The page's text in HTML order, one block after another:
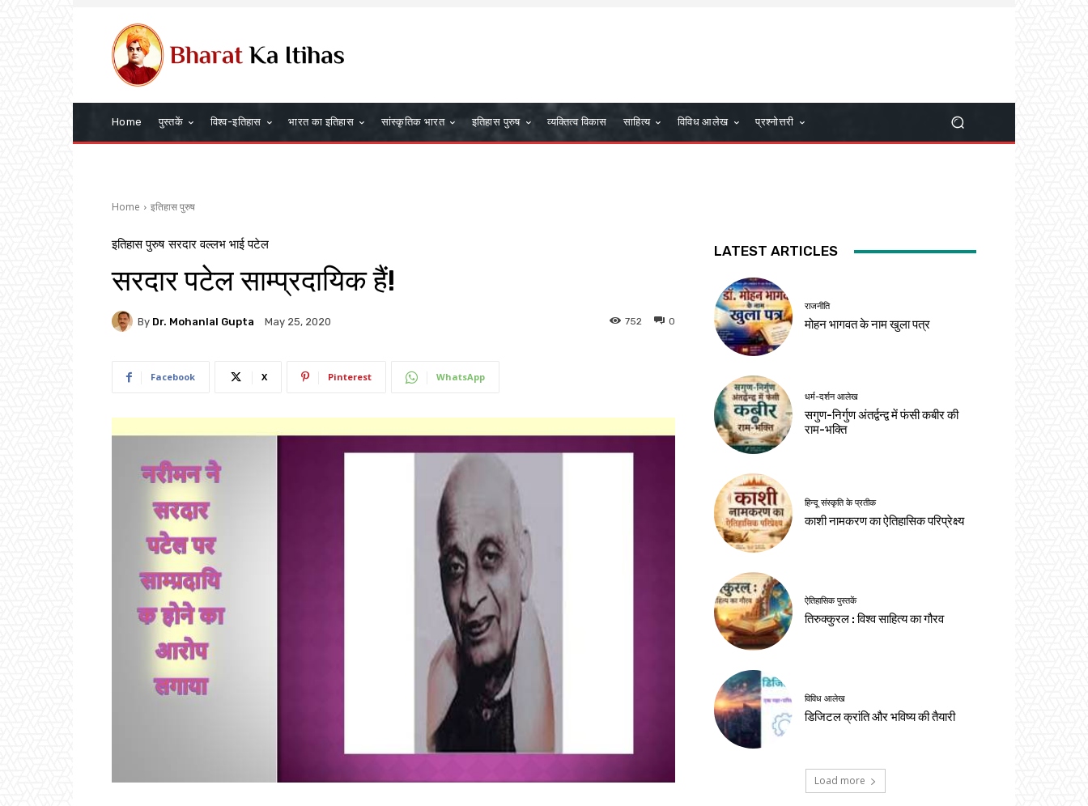
Home पुस्तकें विश्व-इतिहास भारत का इतिहास सांस्कृतिक भारत इतिहास पुरुष व्यक्तित्व विकास साहित्य विविध आलेख प्रश्नोत्तरी
Home इतिहास पुरुष
इतिहास पुरुष सरदार वल्लभ भाई पटेल
सरदार पटेल साम्प्रदायिक हैं!
By Dr. Mohanlal Gupta May 25, 2020 0
752
Facebook X Pinterest WhatsApp
LATEST ARTICLES
राजनीति
मोहन भागवत के नाम खुला पत्र
धर्म-दर्शन आलेख
सगुण-निर्गुण अंतर्द्वन्द्व में फंसी कबीर की
राम-भक्ति
हिन्दू संस्कृति के प्रतीक
काशी नामकरण का ऐतिहासिक परिप्रेक्ष्य
ऐतिहासिक पुस्तकें
तिरुक्कुरल : विश्व साहित्य का गौरव
विविध आलेख
डिजिटल क्रांति और भविष्य की तैयारी
Load more